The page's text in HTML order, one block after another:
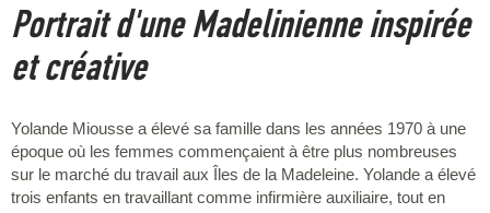
Portrait d'une Madelinienne inspirée
et créative
Yolande Miousse a élevé sa famille dans les années 1970 à une
époque où les femmes commençaient à être plus nombreuses
sur le marché du travail aux Îles de la Madeleine. Yolande a élevé
trois enfants en travaillant comme infirmière auxiliaire, tout en